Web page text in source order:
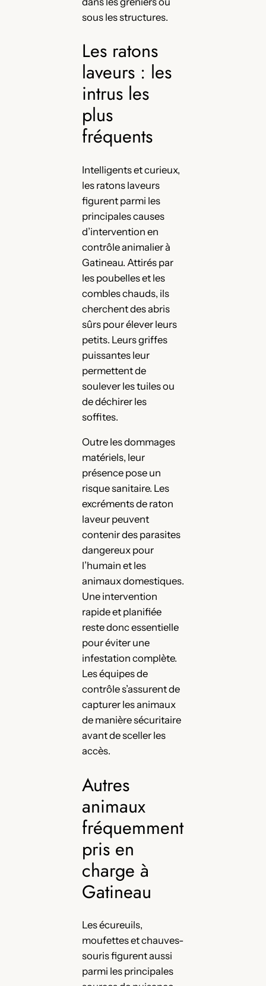
sous les structures.
Les ratons
laveurs : les
intrus les
plus
fréquents
Intelligents et curieux,
les ratons laveurs
figurent parmi les
principales causes
d’intervention en
contrôle animalier à
Gatineau. Attirés par
les poubelles et les
combles chauds, ils
cherchent des abris
sûrs pour élever leurs
petits. Leurs griffes
puissantes leur
permettent de
soulever les tuiles ou
de déchirer les
soffites.
Outre les dommages
matériels, leur
présence pose un
risque sanitaire. Les
excréments de raton
laveur peuvent
contenir des parasites
dangereux pour
l’humain et les
animaux domestiques.
Une intervention
rapide et planifiée
reste donc essentielle
pour éviter une
infestation complète.
Les équipes de
contrôle s’assurent de
capturer les animaux
de manière sécuritaire
avant de sceller les
accès.
Autres
animaux
fréquemment
pris en
charge à
Gatineau
Les écureuils,
moufettes et chauves-
souris figurent aussi
parmi les principales